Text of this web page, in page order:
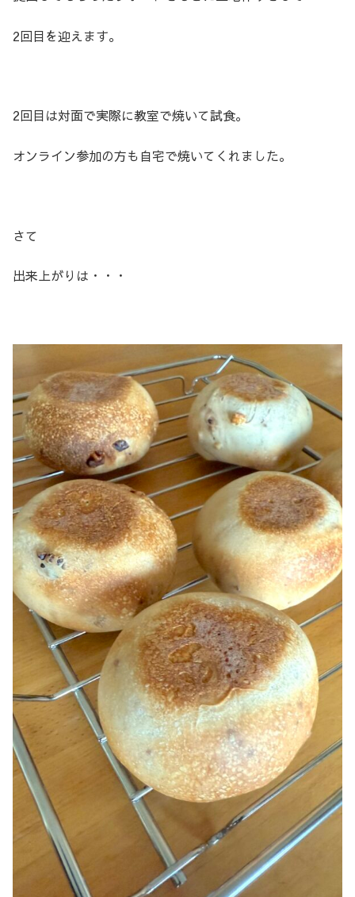
2回目を迎えます。
2回目は対面で実際に教室で焼いて試食。
オンライン参加の方も自宅で焼いてくれました。
さて
出来上がりは・・・